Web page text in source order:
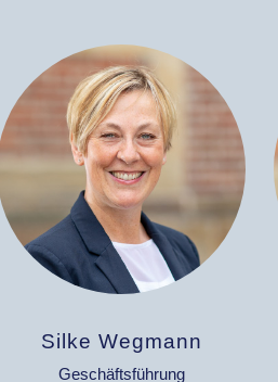
Silke Wegmann
Geschäftsführung